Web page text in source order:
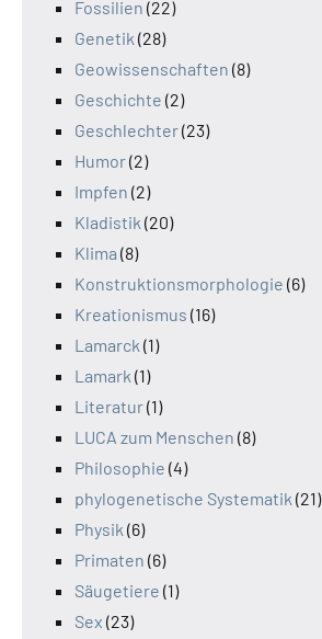
Fossilien (22)
Genetik (28)
Geowissenschaften (8)
Geschichte (2)
Geschlechter(23)
Humor(2)
Impfen (2)
Kladistik (20)
Klima (8)
Konstruktionsmorphologie (6)
Kreationismus (16)
Lamarck (1)
Lamark (1)
Literatur(1)
LUCA zum Menschen (8)
Philosophie (4)
phylogenetische Systematik (21)
Physik (6)
Primaten (6)
Säugetiere (1)
Sex (23)